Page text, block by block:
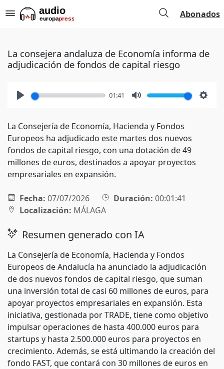
Abonados
La consejera andaluza de Economía informa de
adjudicación de fondos de capital riesgo
01:41
La Consejería de Economía, Hacienda y Fondos
Europeos ha adjudicado este martes dos nuevos
fondos de capital riesgo, con una dotación de 49
millones de euros, destinados a apoyar proyectos
empresariales en expansión.
Fecha: 07/07/2026 Duración: 00:01:41
Localización: MÁLAGA
Resumen generado con IA
La Consejería de Economía, Hacienda y Fondos
Europeos de Andalucía ha anunciado la adjudicación
de dos nuevos fondos de capital riesgo, que suman
una inversión total de casi 60 millones de euros, para
apoyar proyectos empresariales en expansión. Esta
iniciativa, gestionada por TRADE, tiene como objetivo
impulsar operaciones de hasta 400.000 euros para
startups y hasta 2.500.000 euros para proyectos en
crecimiento. Además, se está ultimando la creación del
fondo FAST, que contará con 30 millones de euros en